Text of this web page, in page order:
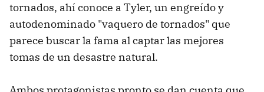
tornados, ahí conoce a Tyler, un engreído y
autodenominado "vaquero de tornados" que
parece buscar la fama al captar las mejores
tomas de un desastre natural.